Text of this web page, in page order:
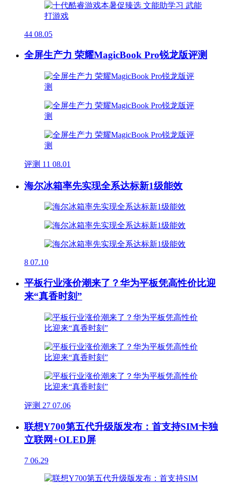
44 08.05
全屏生产力 荣耀MagicBook Pro锐龙版评测
评测 11 08.01
海尔冰箱率先实现全系达标新1级能效
8 07.10
平板行业涨价潮来了？华为平板凭高性价比迎
来“真香时刻”
评测 27 07.06
联想Y700第五代升级版发布：首支持SIM卡独
立联网+OLED屏
7 06.29